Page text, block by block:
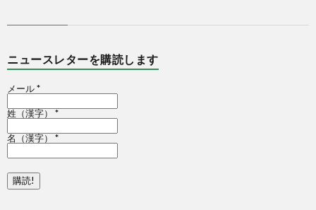
ニュースレターを購読します
メール*
姓（漢字） *
名（漢字） *